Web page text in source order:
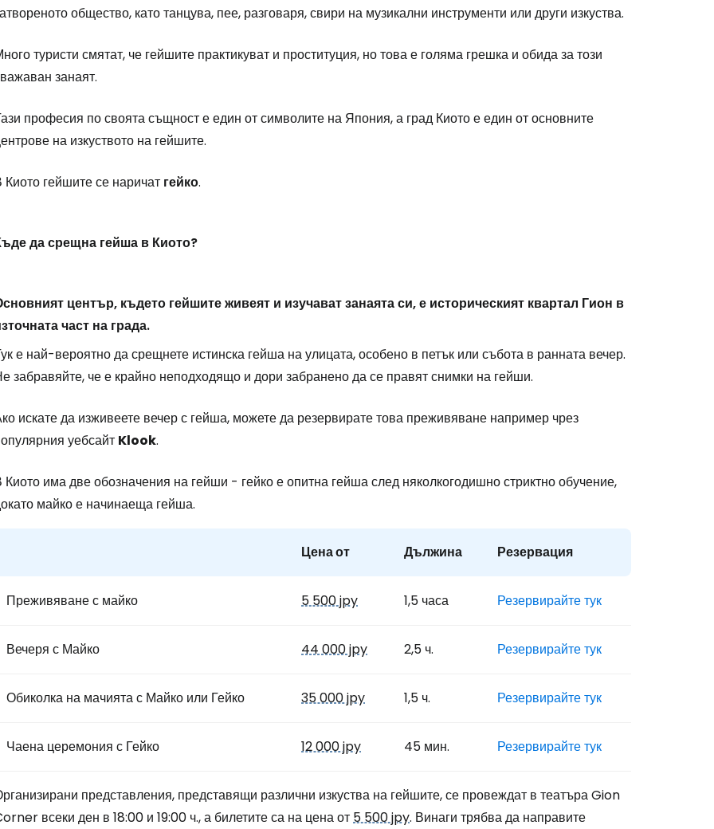
общество, като танцува, пее, разговаря, свири на музикални инструменти или други изкуства.
туристи смятат, че гейшите практикуват и проституция, но това е голяма грешка и обида за този
занаят.
професия по своята същност е един от символите на Япония, а град Киото е един от основните
на изкуството на гейшите.
Киото гейшите се наричат гейко.
да срещна гейша в Киото?
център, където гейшите живеят и изучават занаята си, е историческият квартал Гион в
част на града.
е най-вероятно да срещнете истинска гейша на улицата, особено в петък или събота в ранната вечер.
забравяйте, че е крайно неподходящо и дори забранено да се правят снимки на гейши.
искате да изживеете вечер с гейша, можете да резервирате това преживяване например чрез
уебсайт Klook.
Киото има две обозначения на гейши - гейко е опитна гейша след няколкогодишно стриктно обучение,
майко е начинаеща гейша.
Цена от Дължина Резервация
Преживяване с майко 5 500 jpy 1,5 часа Резервирайте тук
Вечеря с Майко 44 000 jpy 2,5 ч. Резервирайте тук
Обиколка на мачията с Майко или Гейко 35 000 jpy 1,5 ч. Резервирайте тук
Чаена церемония с Гейко 12 000 jpy 45 мин. Резервирайте тук
представления, представящи различни изкуства на гейшите, се провеждат в театъра Gion
всеки ден в 18:00 и 19:00 ч., а билетите са на цена от5 500 jpy. Винаги трябва да направите